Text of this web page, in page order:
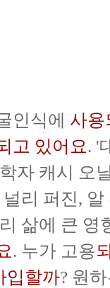
인식에 사용
고 있어요. '
자 캐시 오
널리 퍼진,
삶에 큰 영
. 누가 고용
입할까? 원